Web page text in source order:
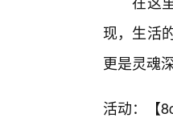
现，生活
更是灵魂
活动：【